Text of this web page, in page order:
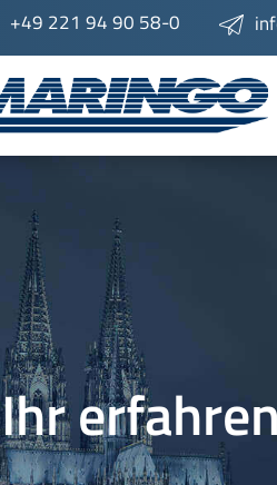
+49 221 94 90 58-0
Ihr